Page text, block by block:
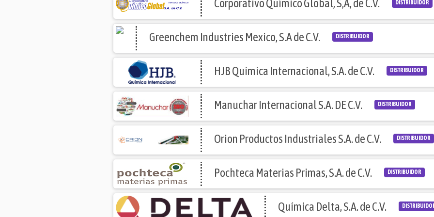
Corporativo Químico Global, S,A, de C.V. DISTRIBUIDOR
Greenchem Industries Mexico, S.A de C.V. DISTRIBUIDOR
HJB Química Internacional, S.A. de C.V. DISTRIBUIDOR
Manuchar Internacional S.A. DE C.V. DISTRIBUIDOR
Orion Productos Industriales S.A. de C.V. DISTRIBUIDOR
Pochteca Materias Primas, S.A. de C.V. DISTRIBUIDOR
Química Delta, S.A. de C.V.